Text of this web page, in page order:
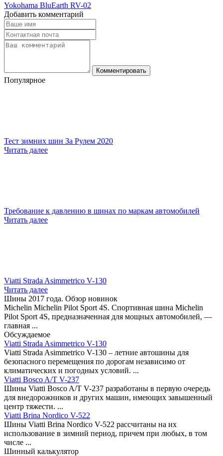
Yokohama BluEarth RV-02
Добавить комментарий
Комментировать
Популярное
Тест зимних шин За Рулем 2020
Читать далее
Требование к давлению в шинах по маркам автомобилей
Читать далее
Viatti Strada Asimmetrico V-130
Читать далее
Шины 2017 года. Обзор новинок
Michelin Michelin Pilot Sport 4S. Спортивная шина Michelin
Pilot Sport 4S, предназначенная для мощных автомобилей, —
главная ...
Обсуждаемое
Viatti Strada Asimmetrico V-130
Viatti Strada Asimmetrico V-130 – летние автошины для
безопасного перемещения по дорогам независимо от
климатических и погодных условий. ...
Viatti Bosco A/T V-237
Шины Viatti Bosco A/T V-237 разработаны в первую очередь
для внедорожников и других машин, имеющих завышенный
центр тяжести. ...
Viatti Brina Nordico V-522
Шины Viatti Brina Nordico V-522 рассчитаны на их
использование в зимний период, причем при любых, в том
числе ...
Шинный калькулятор